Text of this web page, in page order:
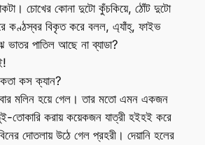
চোখের কোনা দুটো কুঁচকিয়ে, ঠোঁট দুটো
কণ্ঠস্বর বিকৃত করে বলল, এ্যাঁহ্, ফাইভ
ভাতর পাতিল আছে না ব্যাডা?
কস ক্যান?
মলিন হয়ে গেল। তার মতো এমন একজন
তোকারি করায় কয়েকজন যাত্রী হইহই করে
দোতলায় উঠে গেল প্রহরী। দেয়ানি হলের